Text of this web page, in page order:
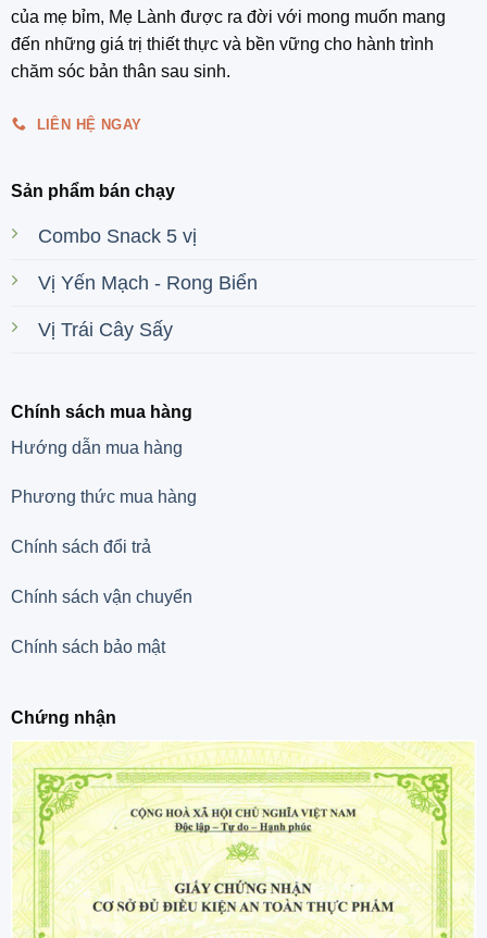
của mẹ bỉm, Mẹ Lành được ra đời với mong muốn mang
đến những giá trị thiết thực và bền vững cho hành trình
chăm sóc bản thân sau sinh.
LIÊN HỆ NGAY
Sản phẩm bán chạy
Combo Snack 5 vị
Vị Yến Mạch - Rong Biển
Vị Trái Cây Sấy
Chính sách mua hàng
Hướng dẫn mua hàng
Phương thức mua hàng
Chính sách đổi trả
Chính sách vận chuyển
Chính sách bảo mật
Chứng nhận